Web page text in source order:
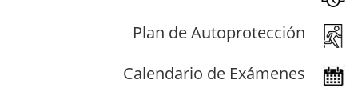
Plan de Autoprotección
Calendario de Exámenes